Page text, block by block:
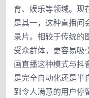
育、娱乐等领域。现
是其一，这种直播间
录片。相较于传统的
受众群体，更容易吸
画直播这种模式与抖
是完全自动化还是半
到令人满意的用户停